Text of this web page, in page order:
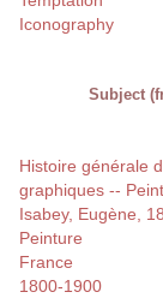
Iconography
Subject
Histoire générale
graphiques --
Isabey, Eugène,
Peinture
France
1800-1900